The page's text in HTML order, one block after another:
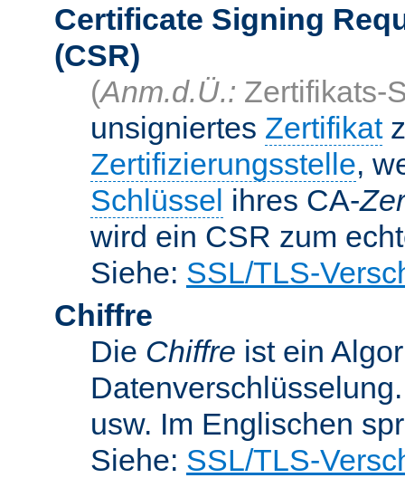
Certificate Signing
(CSR)
(Anm.d.Ü.: Zertifikats-
unsigniertes Zertifikat
Zertifizierungsstelle,
Schlüssel ihres CA-
wird ein CSR zum
Siehe: SSL/TLS-
Chiffre
Die Chiffre ist ein
usw. Im Englischen
Siehe: SSL/TLS-